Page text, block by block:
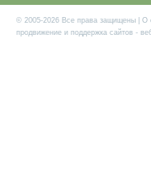
© 2005-2026 Все права защищены | О
продвижение и поддержка сайтов -